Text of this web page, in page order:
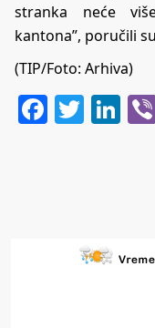
stranka neće
kantona”, poručili
(TIP/Foto: Arhiva)